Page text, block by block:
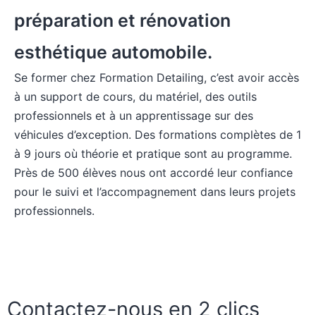
préparation et rénovation
esthétique automobile.
Se former chez Formation Detailing, c’est avoir accès
à un support de cours, du matériel, des outils
professionnels et à un apprentissage sur des
véhicules d’exception. Des formations complètes de 1
à 9 jours où théorie et pratique sont au programme.
Près de 500 élèves nous ont accordé leur confiance
pour le suivi et l’accompagnement dans leurs projets
professionnels.
Contactez-nous en 2 clics